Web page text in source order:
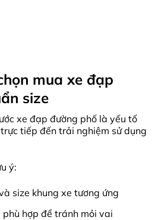
mua xe đạp
size
xe đạp đường phố là yếu tố
tiếp đến trải nghiệm sử dụng
ý:
size khung xe tương ứng
hợp để tránh mỏi vai